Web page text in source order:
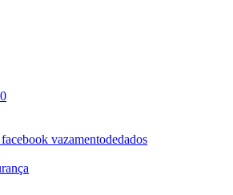
vazamentodedados